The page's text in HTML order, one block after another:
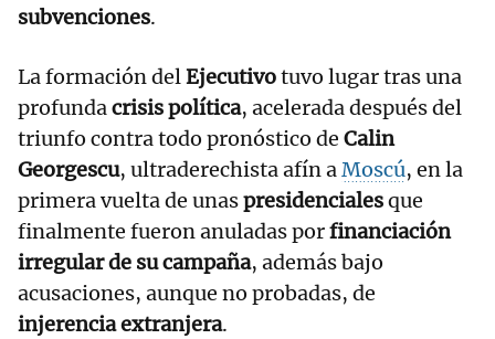
subvenciones.
La formación delEjecutivotuvo lugar tras una
profundacrisis política, acelerada después del
triunfo contra todo pronóstico de Calin
Georgescu, ultraderechista afín aMoscú, en la
primera vuelta de unaspresidencialesque
finalmente fueron anuladas porfinanciación
irregular de su campaña, además bajo
acusaciones, aunque no probadas, de
injerencia extranjera.